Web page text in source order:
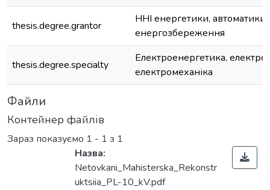
thesis.degree.grantor
ННІ енергетики, автоматики і
енергозбереження
thesis.degree.specialty
Електроенергетика,
електромеханіка
Файли
Контейнер файлів
Зараз показуємо 1 - 1 з 1
Назва:
Netovkani_Mahisterska_Rekonstr
uktsiia_PL-10_kV.pdf